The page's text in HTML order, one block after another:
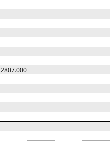
2807.000